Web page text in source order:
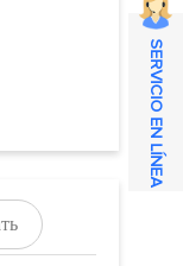
SERVICIO EN LÍNEA